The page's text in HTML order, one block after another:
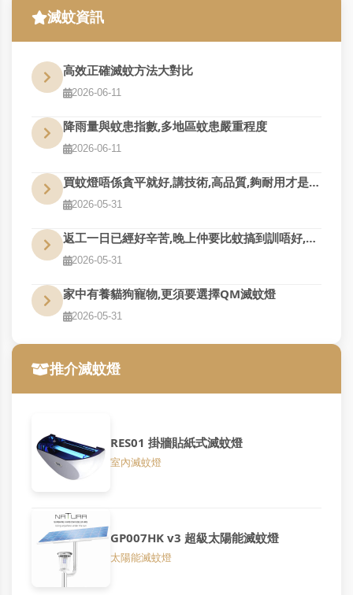
滅蚊資訊
高效正確滅蚊方法大對比
2026-06-11
降雨量與蚊患指數,多地區蚊患嚴重程度
2026-06-11
買蚊燈唔係貪平就好,講技術,高品質,夠耐用才是真的好用
2026-05-31
返工一日已經好辛苦,晚上仲要比蚊搞到訓唔好,QM幫到您
2026-05-31
家中有養貓狗寵物,更須要選擇QM滅蚊燈
2026-05-31
推介滅蚊燈
RES01 掛牆貼紙式滅蚊燈
室內滅蚊燈
GP007HK v3 超級太陽能滅蚊燈
太陽能滅蚊燈